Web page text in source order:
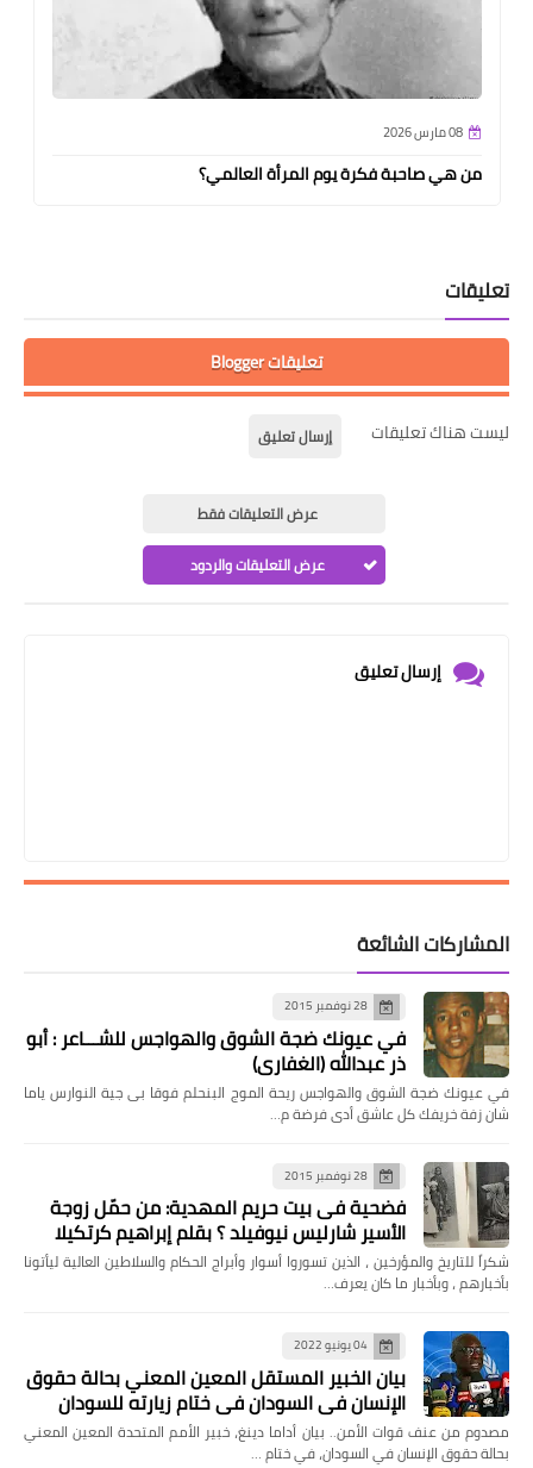
08 مارس 2026
من هي صاحبة فكرة يوم المرأة العالمي؟
تعليقات
تعليقات Blogger
ليست هناك تعليقات إرسال تعليق
عرض التعليقات فقط
عرض التعليقات والردود
إرسال تعليق
المشاركات الشائعة
28 نوفمبر 2015
في عيونك ضجة الشوق والهواجس للشـــاعر : أبو
ذر عبدالله (الغفاري)
في عيونك ضجة الشوق والهواجس ريحة الموج البنحلم فوقا بى جية النوارس ياما
شان زفة خريفك كل عاشق أدى فرضة م…
28 نوفمبر 2015
فضحية فى بيت حريم المهدية: من حمّل زوجة
الأسير شارليس نيوفيلد ؟ بقلم إبراهيم كرتكيلا
شكراً للتاريخ والمؤرخين ، الذين تسوروا أسوار وأبراج الحكام والسلاطين العالية ليأتونا
بأخبارهم ، وبأخبار ما كان يعرف…
04 يونيو 2022
بيان الخبير المستقل المعين المعني بحالة حقوق
الإنسان في السودان في ختام زيارته للسودان
مصدوم من عنف قوات الأمن.. بيان أداما دينغ، خبير الأمم المتحدة المعين المعني
بحالة حقوق الإنسان في السودان، في ختام …